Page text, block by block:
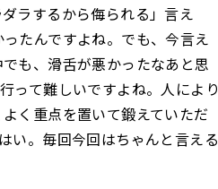
ラするから侮られる」言え
たんですよね。でも、今言え
も、滑舌が悪かったなあと思
って難しいですよね。人により
く重点を置いて鍛えていただ
い。毎回今回はちゃんと言える